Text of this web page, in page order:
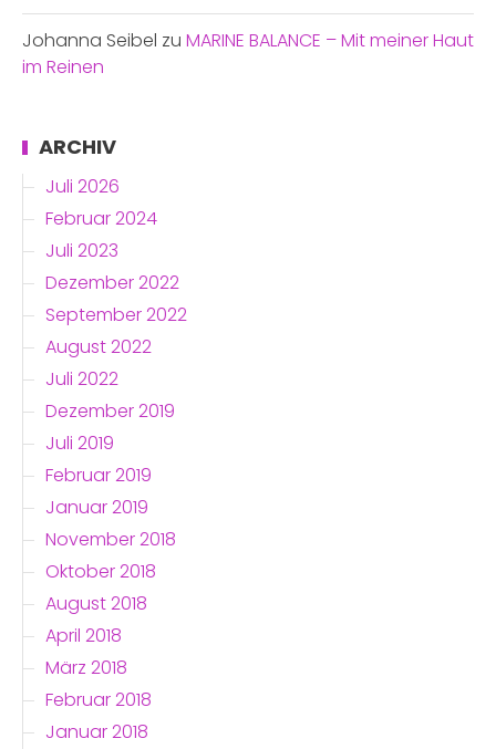
Johanna Seibel zu MARINE BALANCE – Mit meiner Haut
im Reinen
ARCHIV
Juli 2026
Februar 2024
Juli 2023
Dezember 2022
September 2022
August 2022
Juli 2022
Dezember 2019
Juli 2019
Februar 2019
Januar 2019
November 2018
Oktober 2018
August 2018
April 2018
März 2018
Februar 2018
Januar 2018